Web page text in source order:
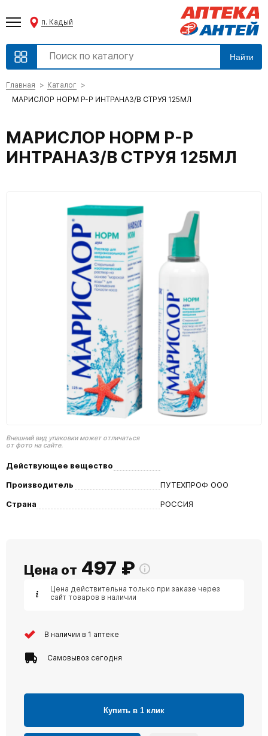
п. Кадый
Найти
Главная
Каталог
МАРИСЛОР НОРМ Р-Р ИНТРАНАЗ/В СТРУЯ 125МЛ
МАРИСЛОР НОРМ Р-Р
ИНТРАНАЗ/В СТРУЯ 125МЛ
Внешний вид упаковки может отличаться
от фото на сайте.
Действующее вещество
Производитель
ПУТЕХПРОФ ООО
Страна
РОССИЯ
Цена от 497 ₽
Цена действительна только при заказе через
сайт товаров в наличии
В наличии в 1 аптеке
Самовывоз сегодня
Купить в 1 клик